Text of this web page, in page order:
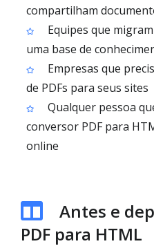
compartilham
Equipes que
uma base de
Empresas que
de PDFs para seus sites
Qualquer pessoa
conversor PDF para
online
Antes e
PDF para HTML